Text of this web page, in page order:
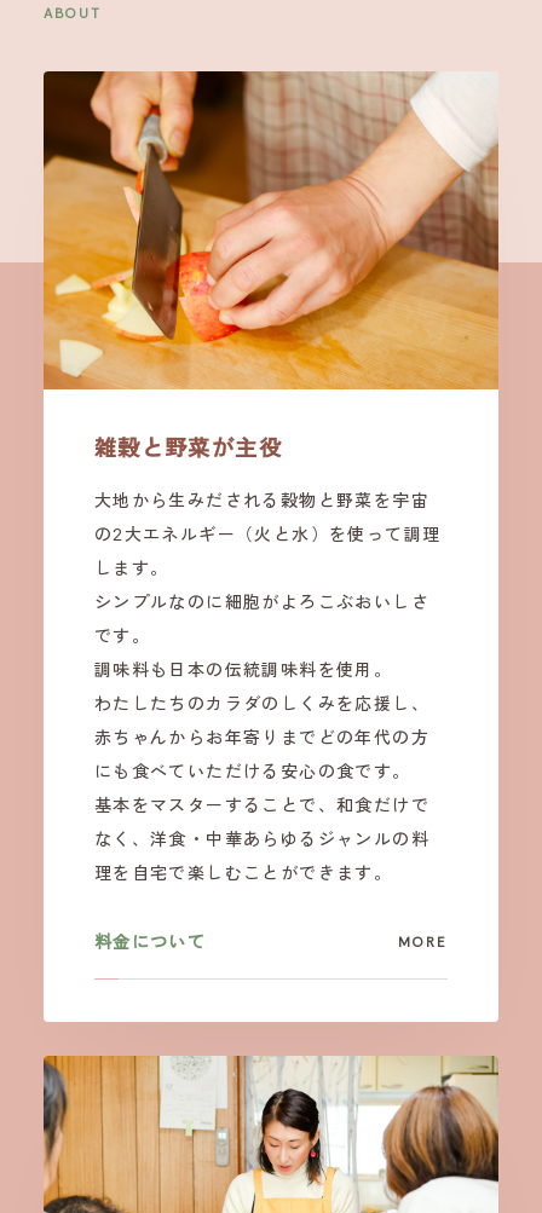
ABOUT
雑穀と野菜が主役
大地から生みだされる穀物と野菜を宇宙
の2大エネルギー（火と水）を使って調理
します。
シンプルなのに細胞がよろこぶおいしさ
です。
調味料も日本の伝統調味料を使用。
わたしたちのカラダのしくみを応援し、
赤ちゃんからお年寄りまでどの年代の方
にも食べていただける安心の食です。
基本をマスターすることで、和食だけで
なく、洋食・中華あらゆるジャンルの料
理を自宅で楽しむことができます。
料金について